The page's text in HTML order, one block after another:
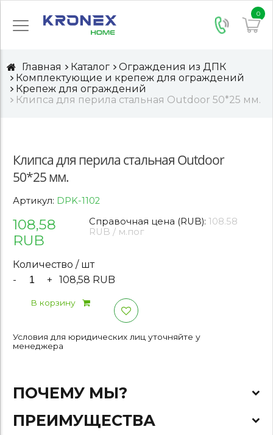
0
Главная Каталог
Ограждения из ДПК
Комплектующие и крепеж для ограждений
Крепеж для ограждений
Клипса для перила стальная Outdoor 50*25 мм.
Клипса для перила стальная Outdoor
50*25 мм.
Артикул: DPK-1102
108,58
RUB
Справочная цена (RUB): 108.58
RUB / м.пог
Количество / шт
-
+ 108,58 RUB
В корзину
Условия для юридических лиц уточняйте у
менеджера
ПОЧЕМУ МЫ?
ПРЕИМУЩЕСТВА